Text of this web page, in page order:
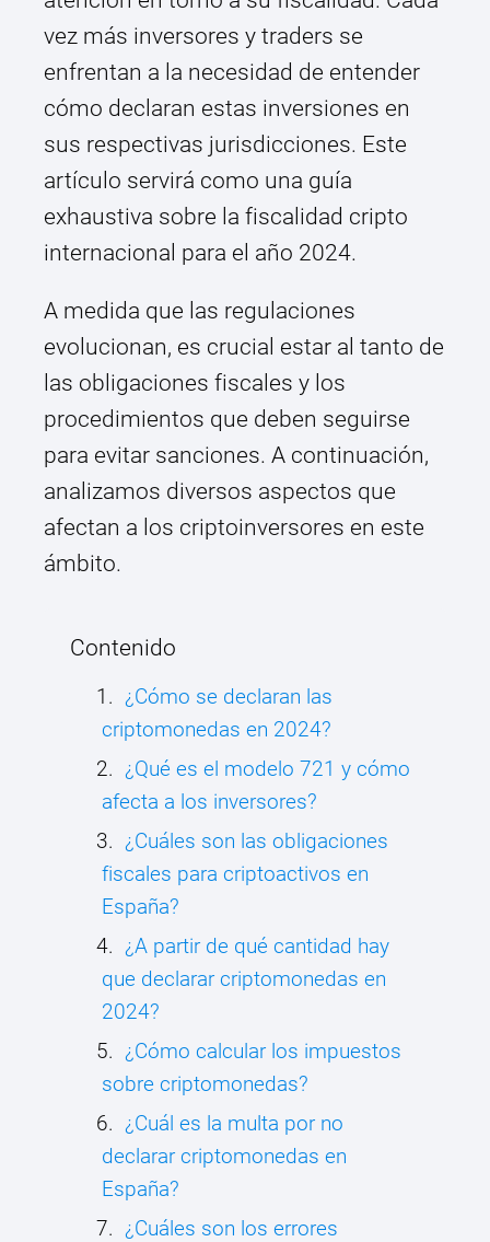
vez más inversores y traders se
enfrentan a la necesidad de entender
cómo declaran estas inversiones en
sus respectivas jurisdicciones. Este
artículo servirá como una guía
exhaustiva sobre la fiscalidad cripto
internacional para el año 2024.
A medida que las regulaciones
evolucionan, es crucial estar al tanto de
las obligaciones fiscales y los
procedimientos que deben seguirse
para evitar sanciones. A continuación,
analizamos diversos aspectos que
afectan a los criptoinversores en este
ámbito.
Contenido
¿Cómo se declaran las
criptomonedas en 2024?
¿Qué es el modelo 721 y cómo
afecta a los inversores?
¿Cuáles son las obligaciones
fiscales para criptoactivos en
España?
¿A partir de qué cantidad hay
que declarar criptomonedas en
2024?
¿Cómo calcular los impuestos
sobre criptomonedas?
¿Cuál es la multa por no
declarar criptomonedas en
España?
¿Cuáles son los errores